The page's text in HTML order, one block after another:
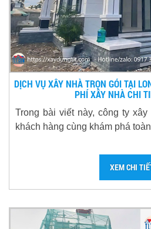
DỊCH VỤ XÂY NHÀ TRỌN GÓI TẠI
PHÍ XÂY NHÀ CHI
Trong bài viết này, công ty
khách hàng cùng khám phá
XEM CHI